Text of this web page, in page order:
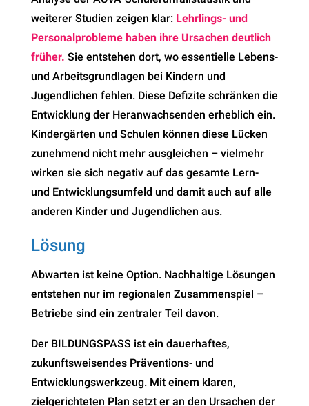
weiterer Studien zeigen klar: Lehrlings- und
Personalprobleme haben ihre Ursachen deutlich
früher. Sie entstehen dort, wo essentielle Lebens-
und Arbeitsgrundlagen bei Kindern und
Jugendlichen fehlen. Diese Defizite schränken die
Entwicklung der Heranwachsenden erheblich ein.
Kindergärten und Schulen können diese Lücken
zunehmend nicht mehr ausgleichen – vielmehr
wirken sie sich negativ auf das gesamte Lern-
und Entwicklungsumfeld und damit auch auf alle
anderen Kinder und Jugendlichen aus.
Lösung
Abwarten ist keine Option. Nachhaltige Lösungen
entstehen nur im regionalen Zusammenspiel –
Betriebe sind ein zentraler Teil davon.
Der BILDUNGSPASS ist ein dauerhaftes,
zukunftsweisendes Präventions- und
Entwicklungswerkzeug. Mit einem klaren,
zielgerichteten Plan setzt er an den Ursachen der